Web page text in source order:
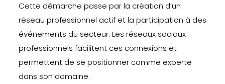
Cette démarche passe par la création d’un
réseau professionnel actif et la participation à des
événements du secteur. Les réseaux sociaux
professionnels facilitent ces connexions et
permettent de se positionner comme experte
dans son domaine.